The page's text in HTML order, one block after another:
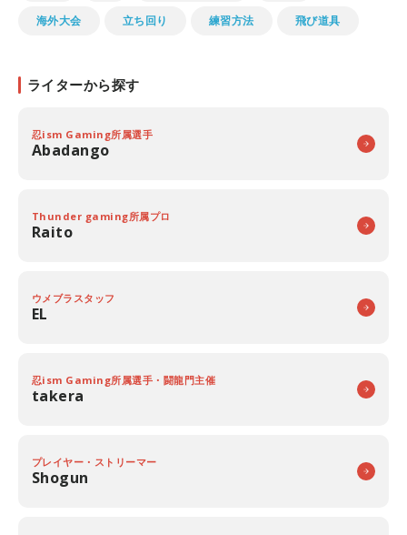
海外大会 立ち回り 練習方法 飛び道具
ライターから探す
忍ism Gaming所属選手
Abadango
Thunder gaming所属プロ
Raito
ウメブラスタッフ
EL
忍ism Gaming所属選手・闘龍門主催
takera
プレイヤー・ストリーマー
Shogun